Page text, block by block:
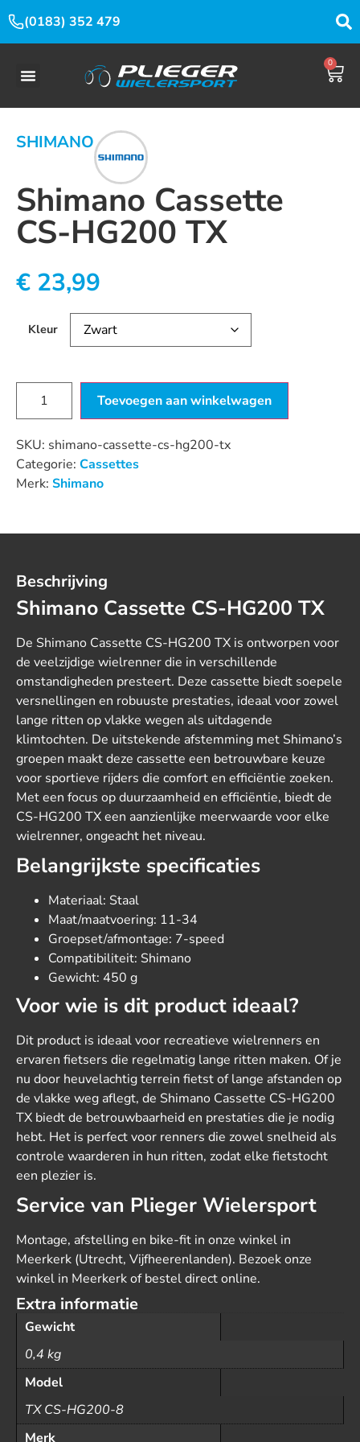
(0183) 352 479
0
SHIMANO
Shimano Cassette
CS-HG200 TX
€ 23,99
Kleur
Toevoegen aan winkelwagen
SKU: shimano-cassette-cs-hg200-tx
Categorie: Cassettes
Merk: Shimano
Beschrijving
Shimano Cassette CS-HG200 TX
De Shimano Cassette CS-HG200 TX is ontworpen voor
de veelzijdige wielrenner die in verschillende
omstandigheden presteert. Deze cassette biedt soepele
versnellingen en robuuste prestaties, ideaal voor zowel
lange ritten op vlakke wegen als uitdagende
klimtochten. De uitstekende afstemming met Shimano’s
groepen maakt deze cassette een betrouwbare keuze
voor sportieve rijders die comfort en efficiëntie zoeken.
Met een focus op duurzaamheid en efficiëntie, biedt de
CS-HG200 TX een aanzienlijke meerwaarde voor elke
wielrenner, ongeacht het niveau.
Belangrijkste specificaties
Materiaal: Staal
Maat/maatvoering: 11-34
Groepset/afmontage: 7-speed
Compatibiliteit: Shimano
Gewicht: 450 g
Voor wie is dit product ideaal?
Dit product is ideaal voor recreatieve wielrenners en
ervaren fietsers die regelmatig lange ritten maken. Of je
nu door heuvelachtig terrein fietst of lange afstanden op
de vlakke weg aflegt, de Shimano Cassette CS-HG200
TX biedt de betrouwbaarheid en prestaties die je nodig
hebt. Het is perfect voor renners die zowel snelheid als
controle waarderen in hun ritten, zodat elke fietstocht
een plezier is.
Service van Plieger Wielersport
Montage, afstelling en bike-fit in onze winkel in
Meerkerk (Utrecht, Vijfheerenlanden). Bezoek onze
winkel in Meerkerk of bestel direct online.
Extra informatie
Gewicht
0,4 kg
Model
TX CS-HG200-8
Merk